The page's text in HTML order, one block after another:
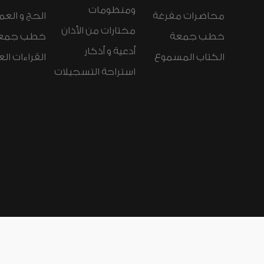
محاضرات مفرغة
خطب جمعة
الكتاب المسموع
ومنظومات
مختارات من الأذان
أدعية و أذكار
استراحة التسجيلات
الحج و
خطب
القراءات